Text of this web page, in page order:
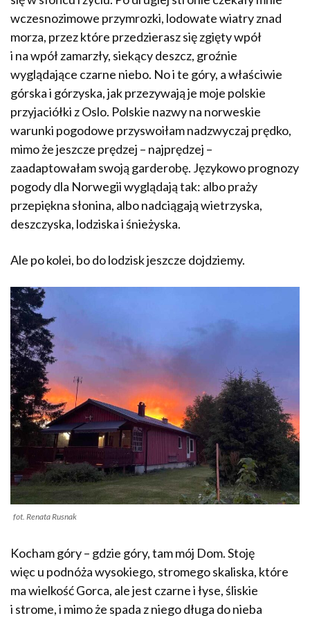
wczesnozimowe przymrozki, lodowate wiatry znad
morza, przez które przedzierasz się zgięty wpół
i na wpół zamarzły, siekący deszcz, groźnie
wyglądające czarne niebo. No i te góry, a właściwie
górska i górzyska, jak przezywają je moje polskie
przyjaciółki z Oslo. Polskie nazwy na norweskie
warunki pogodowe przyswoiłam nadzwyczaj prędko,
mimo że jeszcze prędzej – najprędzej –
zaadaptowałam swoją garderobę. Językowo prognozy
pogody dla Norwegii wyglądają tak: albo praży
przepiękna słonina, albo nadciągają wietrzyska,
deszczyska, lodziska i śnieżyska.
Ale po kolei, bo do lodzisk jeszcze dojdziemy.
fot. Renata Rusnak
Kocham góry – gdzie góry, tam mój Dom. Stoję
więc u podnóża wysokiego, stromego skaliska, które
ma wielkość Gorca, ale jest czarne i łyse, śliskie
i strome, i mimo że spada z niego długa do nieba